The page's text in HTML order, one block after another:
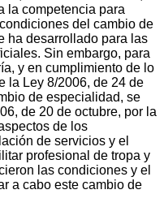
la competencia para
del cambio de
ha desarrollado para las
Sin embargo, para
y en cumplimiento de lo
la Ley 8/2006, de 24 de
de especialidad, se
de 20 de octubre, por la
de los
de servicios y el
profesional de tropa y
las condiciones y el
a cabo este cambio de